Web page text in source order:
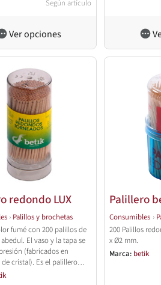
Según artículo
Ver opciones
redondo LUX
› Palillos y brochetas
fumé con 200 palillos de
El vaso y la tapa se
(fabricados en
cristal). Es el palillero
en la hostelería,
Palillero
Consumibles ›
200 Palillos
x Ø2 mm.
Marca: betik